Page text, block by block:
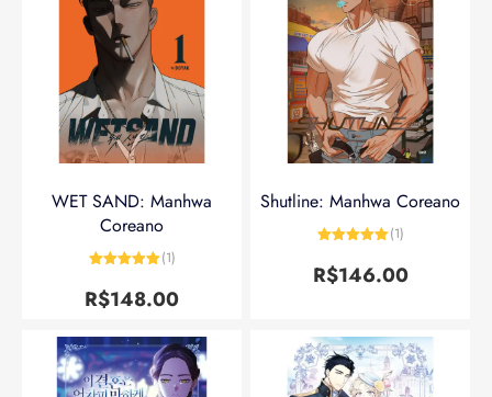
WET SAND: Manhwa
Coreano
de 5
(1)
R$148.00
Shutline: Manhwa Coreano
de 5
(1)
R$146.00